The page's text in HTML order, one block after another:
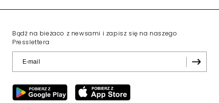
Bądź na bieżaco z newsami i zapisz się na naszego
Presslettera